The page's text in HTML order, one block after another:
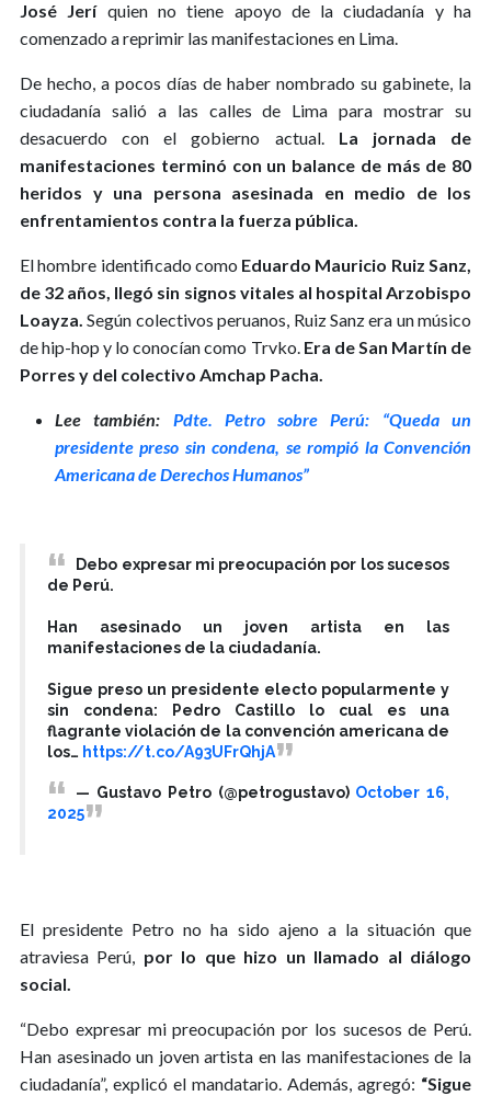
José Jeríquien no tiene apoyo de la ciudadanía y ha
comenzado a reprimir las manifestaciones en Lima.
De hecho, a pocos días de haber nombrado su gabinete, la
ciudadanía salió a las calles de Lima para mostrar su
desacuerdo con el gobierno actual. La jornada de
manifestaciones terminó con un balance de más de 80
heridos y una persona asesinada en medio de los
enfrentamientos contra la fuerza pública.
El hombre identificado como Eduardo Mauricio Ruiz Sanz,
de 32 años, llegó sin signos vitales al hospital Arzobispo
Loayza.Según colectivos peruanos, Ruiz Sanz era un músico
de hip-hop y lo conocían como Trvko. Era de San Martín de
Porres y del colectivo Amchap Pacha.
Lee también: Pdte. Petro sobre Perú: “Queda un
presidente preso sin condena, se rompió la Convención
Americana de Derechos Humanos”
Debo expresar mi preocupación por los sucesos
de Perú.
Han asesinado un joven artista en las
manifestaciones de la ciudadanía.
Sigue preso un presidente electo popularmente y
sin condena: Pedro Castillo lo cual es una
flagrante violación de la convención americana de
los… https://t.co/A93UFrQhjA
— Gustavo Petro (@petrogustavo) October 16,
2025
El presidente Petro no ha sido ajeno a la situación que
atraviesa Perú, por lo que hizo un llamado al diálogo
social.
“Debo expresar mi preocupación por los sucesos de Perú.
Han asesinado un joven artista en las manifestaciones de la
ciudadanía”, explicó el mandatario. Además, agregó: “Sigue